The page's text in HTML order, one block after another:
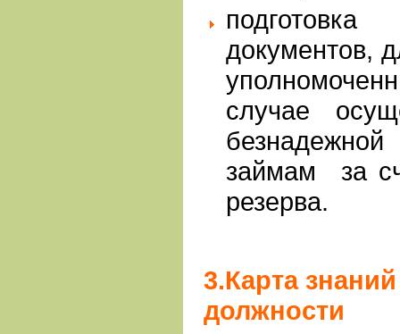
документов,
случае
займам за
резерва.
3.Карта
должности